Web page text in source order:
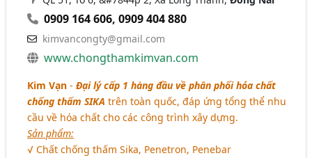
0909 164 606,0909 404 880
kimvancongty@gmail.com
www.chongthamkimvan.com
Kim Vạn -Đại lý cấp 1 hàng đầu về phân phối hóa chất
chống thấm SIKA trên toàn quốc, đáp ứng tổng thể nhu
cầu về hóa chất cho các công trình xây dựng.
Sản phẩm:
√ Chất chống thấm Sika, Penetron, Penebar